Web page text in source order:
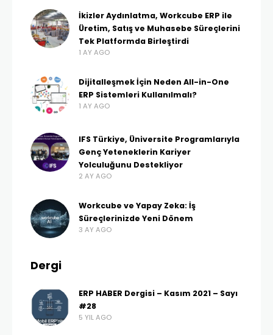
İkizler Aydınlatma, Workcube ERP ile
Üretim, Satış ve Muhasebe Süreçlerini
Tek Platformda Birleştirdi
1 AY AGO
Dijitalleşmek İçin Neden All-in-One
ERP Sistemleri Kullanılmalı?
1 AY AGO
IFS Türkiye, Üniversite Programlarıyla
Genç Yeteneklerin Kariyer
Yolculuğunu Destekliyor
2 AY AGO
Workcube ve Yapay Zeka: İş
Süreçlerinizde Yeni Dönem
3 AY AGO
Dergi
ERP HABER Dergisi – Kasım 2021 – Sayı
#28
5 YIL AGO